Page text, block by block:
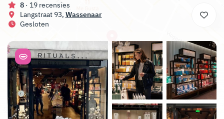
8 · 19 recensies
Langstraat 93, Wassenaar
Gesloten